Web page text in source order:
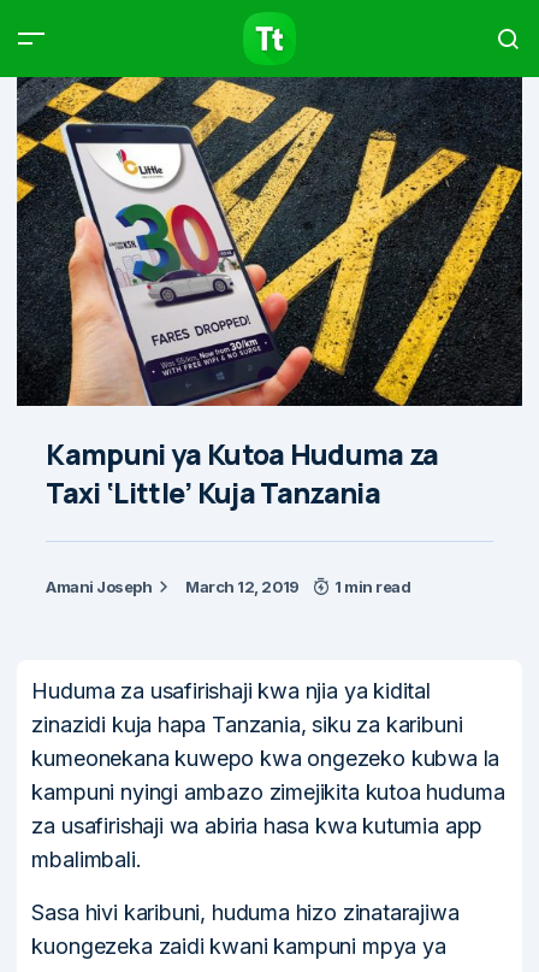
Kampuni ya Kutoa Huduma za
Taxi ‘Little’ Kuja Tanzania
Amani Joseph March 12, 2019 1 min read
Huduma za usafirishaji kwa njia ya kidital
zinazidi kuja hapa Tanzania, siku za karibuni
kumeonekana kuwepo kwa ongezeko kubwa la
kampuni nyingi ambazo zimejikita kutoa huduma
za usafirishaji wa abiria hasa kwa kutumia app
mbalimbali.
Sasa hivi karibuni, huduma hizo zinatarajiwa
kuongezeka zaidi kwani kampuni mpya ya
Products Articles
Type to start searching…